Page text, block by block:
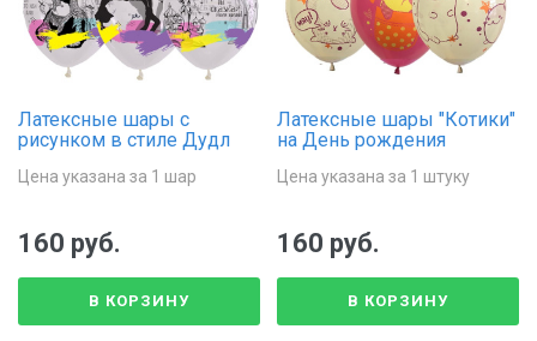
Латексные шары с
рисунком в стиле Дудл
Цена указана за 1 шар
160 руб.
В КОРЗИНУ
Латексные шары "Котики"
на День рождения
Цена указана за 1 штуку
160 руб.
В КОРЗИНУ